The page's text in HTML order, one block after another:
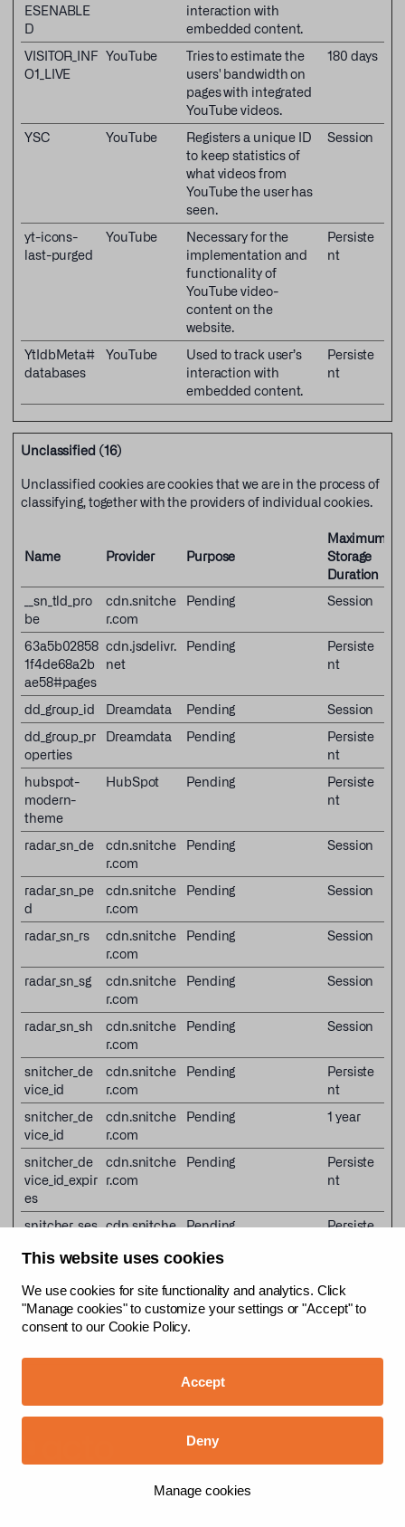
This website uses cookies
We use cookies for site functionality and analytics. Click
"Manage cookies" to customize your settings or "Accept" to
consent to our Cookie Policy.
Accept
Deny
Manage cookies
ESENABLE
D
interaction with
embedded content.
VISITOR_INF
O1_LIVE
YouTube
Tries to estimate the
users' bandwidth on
pages with integrated
YouTube videos.
180 days
YSC YouTube
Registers a unique ID
to keep statistics of
what videos from
YouTube the user has
seen.
Session
yt-icons-
last-purged
YouTube
Necessary for the
implementation and
functionality of
YouTube video-
content on the
website.
Persiste
nt
YtIdbMeta#
databases
YouTube
Used to track user’s
interaction with
embedded content.
Persiste
nt
Unclassified (16)
Unclassified cookies are cookies that we are in the process of
classifying, together with the providers of individual cookies.
Name Provider Purpose
Maximum
Storage
Duration
__sn_tld_pro
be
cdn.snitche
r.com
Pending Session
63a5b02858
1f4de68a2b
ae58#pages
cdn.jsdelivr.
net
Pending
Persiste
nt
dd_group_id Dreamdata Pending
Session
dd_group_pr
operties
Dreamdata Pending
Persiste
nt
hubspot-
modern-
theme
HubSpot Pending
Persiste
nt
radar_sn_de
cdn.snitche
r.com
Pending Session
radar_sn_pe
d
cdn.snitche
r.com
Pending Session
radar_sn_rs
cdn.snitche
r.com
Pending Session
radar_sn_sg
cdn.snitche
r.com
Pending Session
radar_sn_sh
cdn.snitche
r.com
Pending Session
snitcher_de
vice_id
cdn.snitche
r.com
Pending
Persiste
nt
snitcher_de
vice_id
cdn.snitche
r.com
Pending 1 year
snitcher_de
vice_id_expir
es
cdn.snitche
r.com
Pending
Persiste
nt
snitcher_ses cdn.snitche
Pending
Persiste
sion_expires
r.com
nt
spotter_data
cdn.snitche
r.com
Pending Session